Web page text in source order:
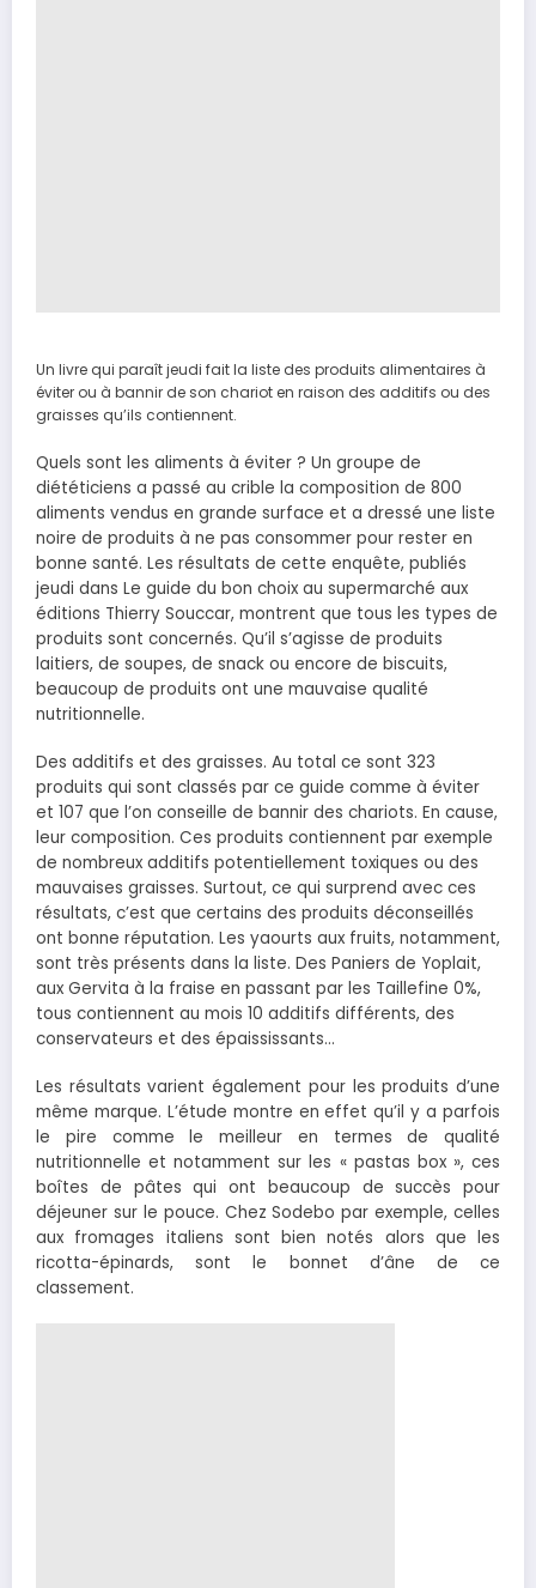
Un livre qui paraît jeudi fait la liste des produits alimentaires à
éviter ou à bannir de son chariot en raison des additifs ou des
graisses qu’ils contiennent.
Quels sont les aliments à éviter ? Un groupe de
diététiciens a passé au crible la composition de 800
aliments vendus en grande surface et a dressé une liste
noire de produits à ne pas consommer pour rester en
bonne santé. Les résultats de cette enquête, publiés
jeudi dans Le guide du bon choix au supermarché aux
éditions Thierry Souccar, montrent que tous les types de
produits sont concernés. Qu’il s’agisse de produits
laitiers, de soupes, de snack ou encore de biscuits,
beaucoup de produits ont une mauvaise qualité
nutritionnelle.
Des additifs et des graisses. Au total ce sont 323
produits qui sont classés par ce guide comme à éviter
et 107 que l’on conseille de bannir des chariots. En cause,
leur composition. Ces produits contiennent par exemple
de nombreux additifs potentiellement toxiques ou des
mauvaises graisses. Surtout, ce qui surprend avec ces
résultats, c’est que certains des produits déconseillés
ont bonne réputation. Les yaourts aux fruits, notamment,
sont très présents dans la liste. Des Paniers de Yoplait,
aux Gervita à la fraise en passant par les Taillefine 0%,
tous contiennent au mois 10 additifs différents, des
conservateurs et des épaississants…
Les résultats varient également pour les produits d’une
même marque. L’étude montre en effet qu’il y a parfois
le pire comme le meilleur en termes de qualité
nutritionnelle et notamment sur les « pastas box », ces
boîtes de pâtes qui ont beaucoup de succès pour
déjeuner sur le pouce. Chez Sodebo par exemple, celles
aux fromages italiens sont bien notés alors que les
ricotta-épinards, sont le bonnet d’âne de ce
classement.